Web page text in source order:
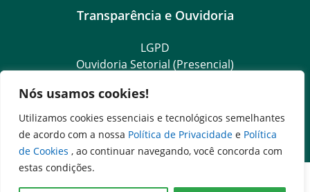
Nós usamos cookies!
Utilizamos cookies essenciais e tecnológicos semelhantes
de acordo com a nossa Política de Privacidade e Política
de Cookies , ao continuar navegando, você concorda com
estas condições.
Transparência e Ouvidoria
LGPD
Ouvidoria Setorial (Presencial)
Ouvidoria Geral do Estado
SIC – Serviço de Informação ao Cidadão
e-SIC – Serviço Eletrônico de Informação ao Cidadão